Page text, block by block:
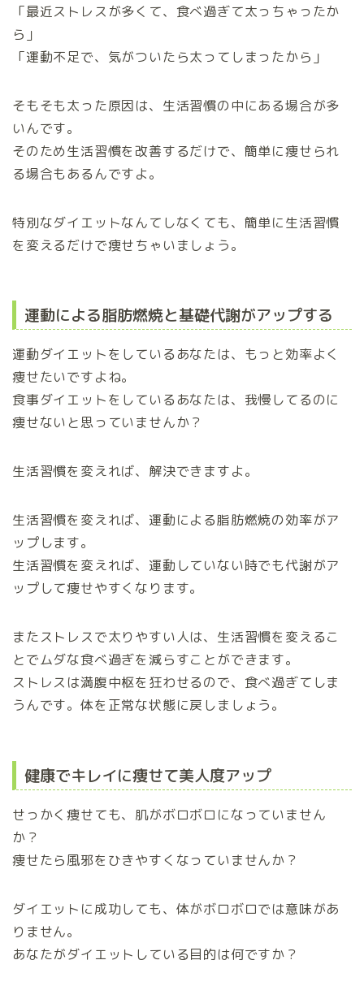
「最近ストレスが多くて、食べ過ぎて太っちゃったか
ら」
「運動不足で、気がついたら太ってしまったから」
そもそも太った原因は、生活習慣の中にある場合が多
いんです。
そのため生活習慣を改善するだけで、簡単に痩せられ
る場合もあるんですよ。
特別なダイエットなんてしなくても、簡単に生活習慣
を変えるだけで痩せちゃいましょう。
運動による脂肪燃焼と基礎代謝がアップする
運動ダイエットをしているあなたは、もっと効率よく
痩せたいですよね。
食事ダイエットをしているあなたは、我慢してるのに
痩せないと思っていませんか？
生活習慣を変えれば、解決できますよ。
生活習慣を変えれば、運動による脂肪燃焼の効率がア
ップします。
生活習慣を変えれば、運動していない時でも代謝がア
ップして痩せやすくなります。
またストレスで太りやすい人は、生活習慣を変えるこ
とでムダな食べ過ぎを減らすことができます。
ストレスは満腹中枢を狂わせるので、食べ過ぎてしま
うんです。体を正常な状態に戻しましょう。
健康でキレイに痩せて美人度アップ
せっかく痩せても、肌がボロボロになっていません
か？
痩せたら風邪をひきやすくなっていませんか？
ダイエットに成功しても、体がボロボロでは意味があ
りません。
あなたがダイエットしている目的は何ですか？